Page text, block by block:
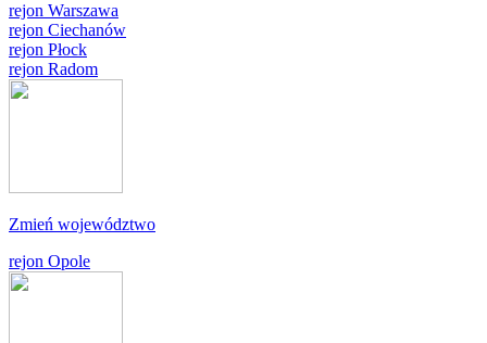
rejon Warszawa
rejon Ciechanów
rejon Płock
rejon Radom
Zmień województwo
rejon Opole